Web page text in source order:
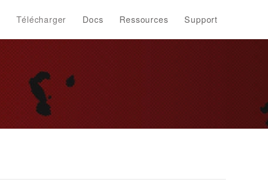
Télécharger Docs Ressources Support